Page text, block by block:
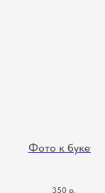
Фото к букету
350 р.